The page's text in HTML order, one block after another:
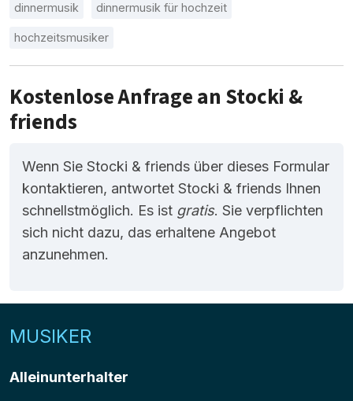
dinnermusik dinnermusik für hochzeit
hochzeitsmusiker
Kostenlose Anfrage an Stocki &
friends
Wenn Sie Stocki & friends über dieses Formular
kontaktieren, antwortet Stocki & friends Ihnen
schnellstmöglich. Es ist gratis. Sie verpflichten
sich nicht dazu, das erhaltene Angebot
anzunehmen.
MUSIKER
Alleinunterhalter